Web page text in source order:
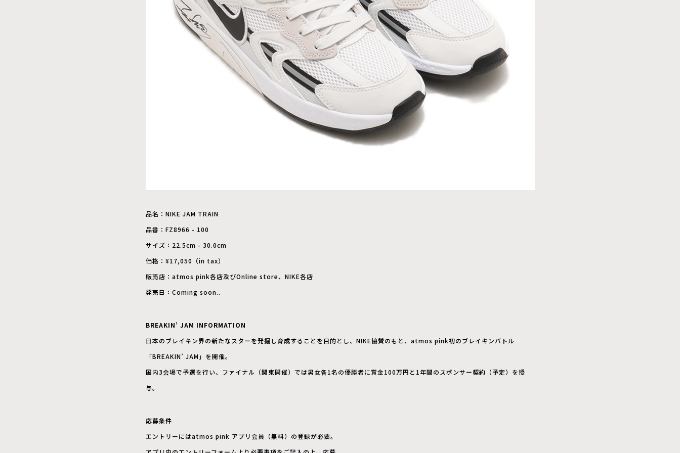
品名：NIKE JAM TRAIN
品番：FZ8966 - 100
サイズ：22.5cm - 30.0cm
価格：¥17,050（in tax）
販売店：atmos pink各店及びOnline store、NIKE各店
発売日：Coming soon..
BREAKIN’ JAM INFORMATION
日本のブレイキン界の新たなスターを発掘し育成することを目的とし、NIKE協賛のもと、atmos pink初のブレイキンバトル
「BREAKIN’ JAM」を開催。
国内3会場で予選を行い、ファイナル（関東開催）では男女各1名の優勝者に賞金100万円と1年間のスポンサー契約（予定）を授
与。
応募条件
エントリーにはatmos pink アプリ会員（無料）の登録が必要。